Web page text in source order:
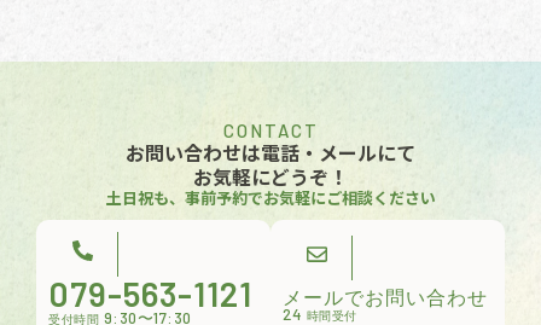
CONTACT
お問い合わせは電話・メールにて
お気軽にどうぞ！
土日祝も、事前予約でお気軽にご相談ください
079-563-1121
受付時間 9:30〜17:30
メールでお問い合わせ
24 時間受付